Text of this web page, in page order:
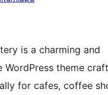
is a charming and
WordPress theme
for cafes, coffee